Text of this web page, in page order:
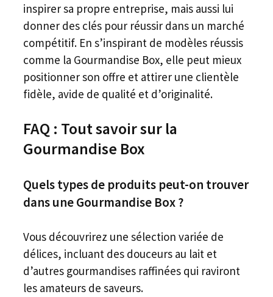
inspirer sa propre entreprise, mais aussi lui
donner des clés pour réussir dans un marché
compétitif. En s’inspirant de modèles réussis
comme la Gourmandise Box, elle peut mieux
positionner son offre et attirer une clientèle
fidèle, avide de qualité et d’originalité.
FAQ : Tout savoir sur la
Gourmandise Box
Quels types de produits peut-on trouver
dans une Gourmandise Box ?
Vous découvrirez une sélection variée de
délices, incluant des douceurs au lait et
d’autres gourmandises raffinées qui raviront
les amateurs de saveurs.